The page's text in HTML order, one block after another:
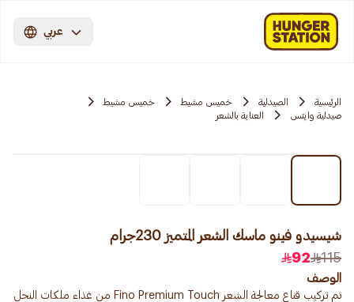
عربي
الرئيسية الصيدلية خميس مشيط
خميس مشيط
صيدلية وايتس
العناية بالشعر
شيسيدو فينو ماسك الشعر المتميز 230جرام
115
92
الوصف
تم تركيب قناع معالجة الشعر Fino Premium Touch من غذاء ملكات النحل